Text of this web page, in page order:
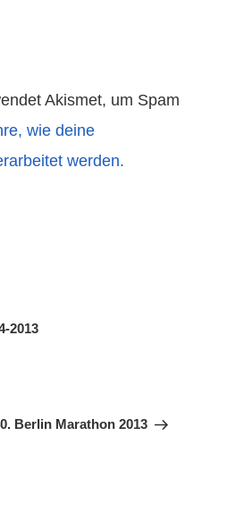
Akismet, um Spam
wie deine
werden.
2013
Berlin Marathon 2013